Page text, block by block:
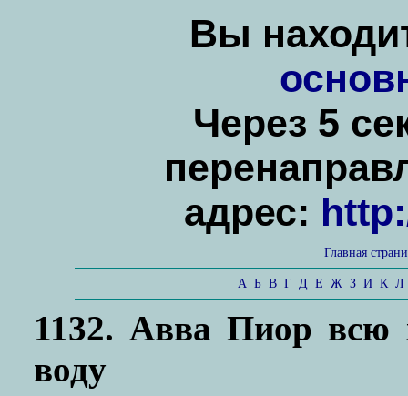
Вы
Через 5
адрес:
Главная
А Б В Г Д Е Ж З И К Л
1132. Авва Пиор всю
воду